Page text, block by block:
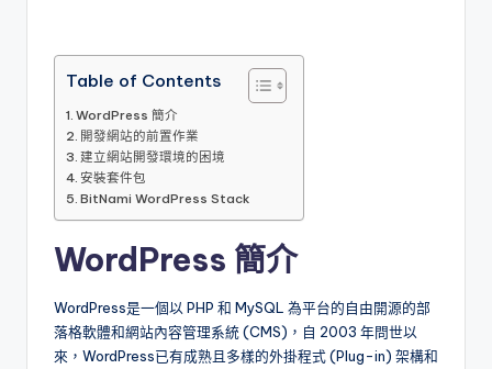
Table of Contents
WordPress 簡介
開發網站的前置作業
建立網站開發環境的困境
安裝套件包
BitNami WordPress Stack
WordPress 簡介
WordPress是一個以 PHP 和 MySQL 為平台的自由開源的部
落格軟體和網站內容管理系統 (CMS)，自 2003 年問世以
來，WordPress已有成熟且多樣的外掛程式 (Plug-in) 架構和